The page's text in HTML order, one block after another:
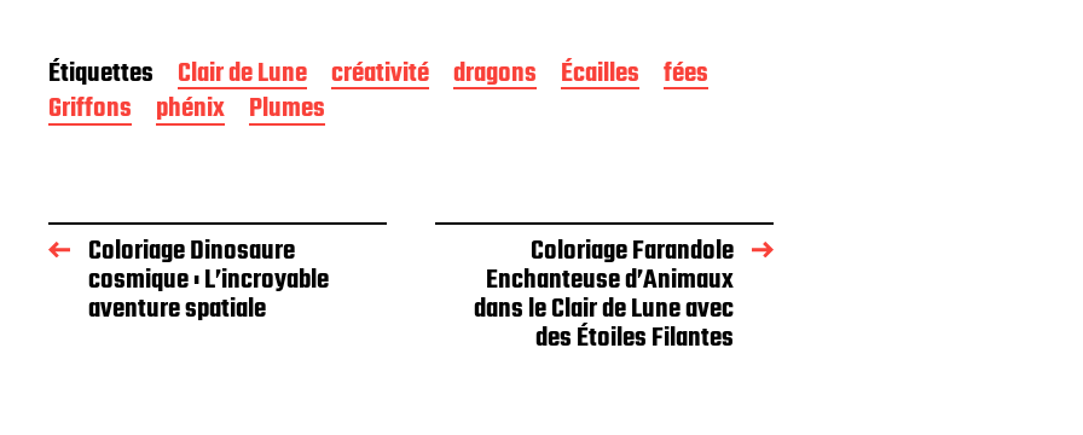
Étiquettes Clair de Lune créativité dragons Écailles
fées
Griffons
phénix Plumes
Coloriage Dinosaure
cosmique : L’incroyable
aventure spatiale
Coloriage Farandole
Enchanteuse d’Animaux
dans le Clair de Lune avec
des Étoiles Filantes